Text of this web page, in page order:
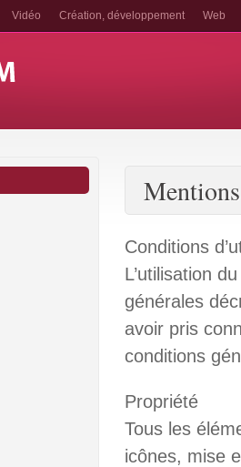
Vidéo Création, développement Web
Conditions
L’utilisation
générales
avoir pris
conditions
Propriété
Tous les
icônes, mise